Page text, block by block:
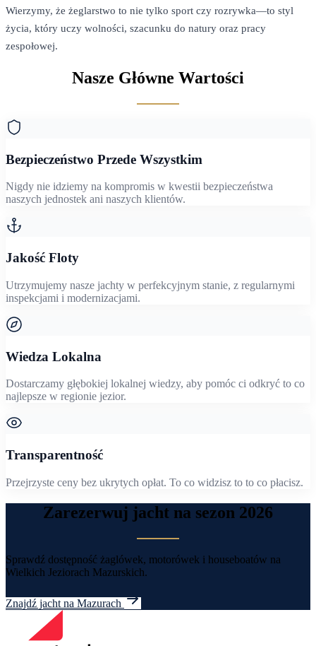
Wierzymy, że żeglarstwo to nie tylko sport czy rozrywka—to styl
życia, który uczy wolności, szacunku do natury oraz pracy
zespołowej.
Nasze Główne Wartości
Bezpieczeństwo Przede Wszystkim
Nigdy nie idziemy na kompromis w kwestii bezpieczeństwa
naszych jednostek ani naszych klientów.
Jakość Floty
Utrzymujemy nasze jachty w perfekcyjnym stanie, z regularnymi
inspekcjami i modernizacjami.
Wiedza Lokalna
Dostarczamy głębokiej lokalnej wiedzy, aby pomóc ci odkryć to co
najlepsze w regionie jezior.
Transparentność
Przejrzyste ceny bez ukrytych opłat. To co widzisz to to co płacisz.
Zarezerwuj jacht na sezon 2026
Sprawdź dostępność żaglówek, motorówek i houseboatów na
Wielkich Jeziorach Mazurskich.
Znajdź jacht na Mazurach